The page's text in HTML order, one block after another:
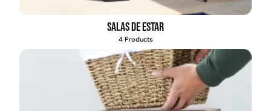
Salas de estar
4 Products